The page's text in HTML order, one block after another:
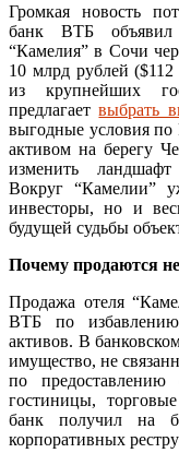
Громкая новость
банк ВТБ объявил
“Камелия” в Сочи
10 млрд рублей
из крупнейших
предлагаетвыбрать
выгодные условия по
активом на берегу
изменить ландшафт
Вокруг “Камелии”
инвесторы, но и
будущей судьбы
Почему продаются
Продажа отеля
ВТБ по
активов. В
имущество, не
по
гостиницы,
банк получил на
корпоративных